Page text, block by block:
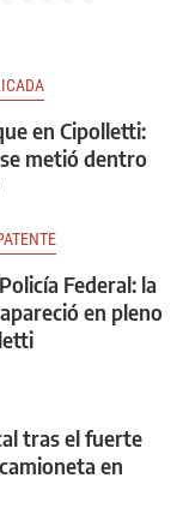
en Cipolletti:
metió dentro
Federal: la
en pleno
tras el fuerte
en